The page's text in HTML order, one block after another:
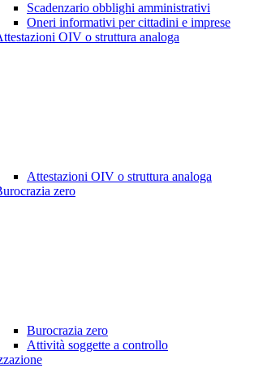
Scadenzario obblighi amministrativi
Oneri informativi per cittadini e imprese
OIV o struttura analoga
Attestazioni OIV o struttura analoga
zero
Burocrazia zero
Attività soggette a controllo